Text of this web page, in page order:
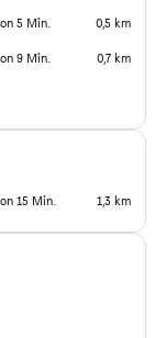
5 Min. 0,5 km
9 Min. 0,7 km
15 Min. 1,3 km